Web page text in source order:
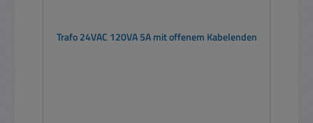
Trafo 24VAC 120VA 5A mit offenem Kabelenden